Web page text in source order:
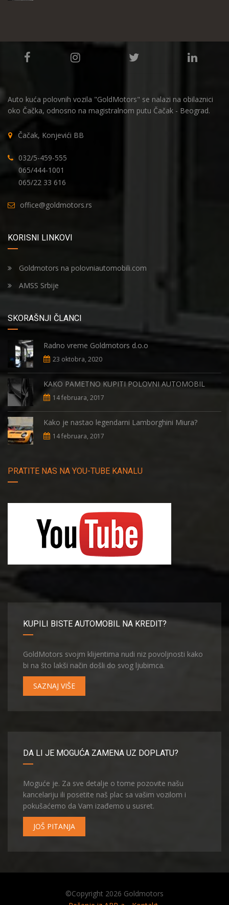
Auto kuća polovnih vozila "GoldMotors" se nalazi na obilaznici
oko Čačka, odnosno na magistralnom putu Čačak - Beograd.
Čačak, Konjevići BB
032/5-459-555
065/444-1001
065/22 33 616
office@goldmotors.rs
KORISNI LINKOVI
Goldmotors na polovniautomobili.com
AMSS Srbije
SKORAŠNJI ČLANCI
Radno vreme Goldmotors d.o.o
23 oktobra, 2020
KAKO PAMETNO KUPITI POLOVNI AUTOMOBIL
14 februara, 2017
Kako je nastao legendarni Lamborghini Miura?
14 februara, 2017
PRATITE NAS NA YOU-TUBE KANALU
KUPILI BISTE AUTOMOBIL NA KREDIT?
GoldMotors svojm klijentima nudi niz povoljnosti kako
bi na što lakši način došli do svog ljubimca.
SAZNAJ VIŠE
DA LI JE MOGUĆA ZAMENA UZ DOPLATU?
Moguće je. Za sve detalje o tome pozovite našu
kancelariju ili posetite naš plac sa vašim vozilom i
pokušaćemo da Vam izađemo u susret.
JOŠ PITANJA
©Copyright 2026 Goldmotors